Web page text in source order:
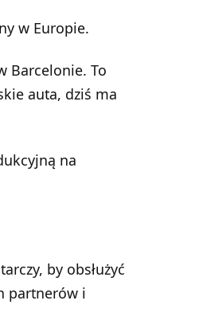
w Europie.
Barcelonie. To
auta, dziś ma
na
by obsłużyć
partnerów i